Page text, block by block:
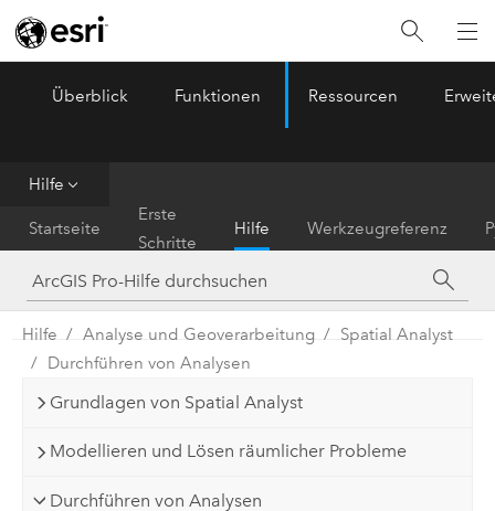
ArcGIS Pro
Überblick Funktionen Ressourcen
Hilfe
Startseite
Erste
Schritte
Hilfe Werkzeugreferenz
Hilfe Analyse und Geoverarbeitung
Spatial Analyst
Durchführen von Analysen
Grundlagen von Spatial Analyst
Modellieren und Lösen räumlicher Probleme
Durchführen von Analysen